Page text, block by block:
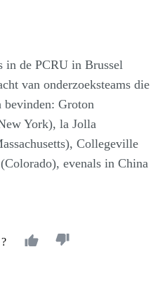
in de PCRU in Brussel
van onderzoeksteams die
bevinden: Groton
York), la Jolla
Collegeville
evenals in China